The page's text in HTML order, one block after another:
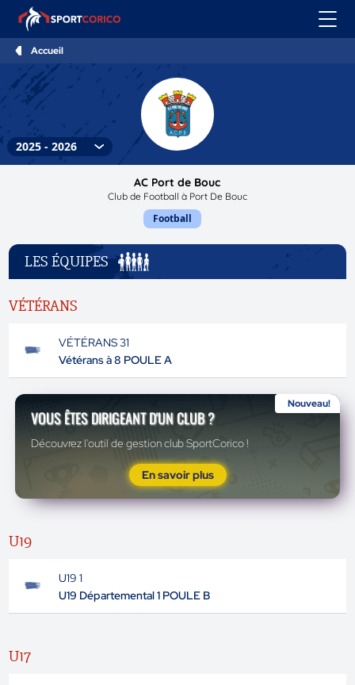
Accueil
AC Port de Bouc
Club de Football à Port De Bouc
Football
LES ÉQUIPES
VÉTÉRANS
VÉTÉRANS 31
Vétérans à 8 POULE A
Nouveau!
VOUS ÊTES DIRIGEANT D'UN CLUB ?
Découvrez l'outil de gestion club SportCorico !
En savoir plus
U19
U19 1
U19 Départemental 1 POULE B
U17